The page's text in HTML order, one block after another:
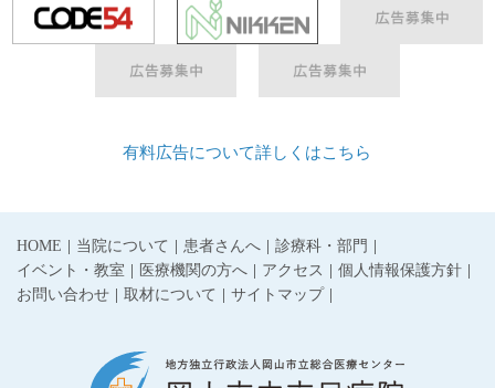
有料広告について詳しくはこちら
HOME 当院について 患者さんへ
診療科・部門
イベント・教室
医療機関の方へ アクセス
個人情報保護方針
お問い合わせ
取材について サイトマップ